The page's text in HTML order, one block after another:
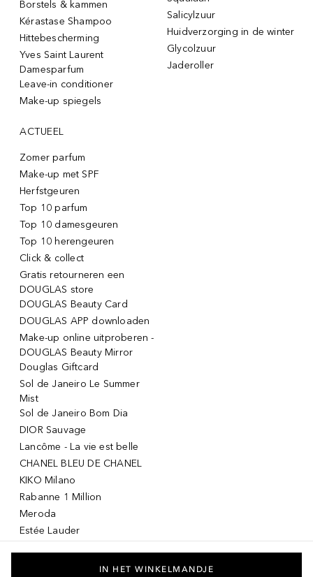
Borstels & kammen
Kérastase Shampoo
Hittebescherming
Yves Saint Laurent
Damesparfum
Leave-in conditioner
Make-up spiegels
Salicylzuur
Huidverzorging in de winter
Glycolzuur
Jaderoller
ACTUEEL
Zomer parfum
Make-up met SPF
Herfstgeuren
Top 10 parfum
Top 10 damesgeuren
Top 10 herengeuren
Click & collect
Gratis retourneren een
DOUGLAS store
DOUGLAS Beauty Card
DOUGLAS APP downloaden
Make-up online uitproberen -
DOUGLAS Beauty Mirror
Douglas Giftcard
Sol de Janeiro Le Summer
Mist
Sol de Janeiro Bom Dia
DIOR Sauvage
Lancôme - La vie est belle
CHANEL BLEU DE CHANEL
KIKO Milano
Rabanne 1 Million
Meroda
Estée Lauder
IN HET WINKELMANDJE